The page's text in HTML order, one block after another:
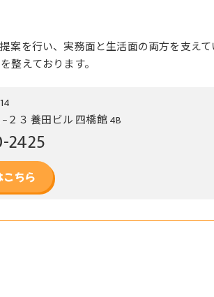
案を行い、実務面と生活面の両方を支え
整えております。
３ 養田ビル 四橋館 4B
こちら